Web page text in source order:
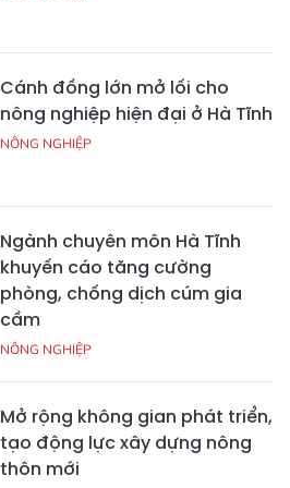
Cánh đồng lớn mở lối cho
nông nghiệp hiện đại ở Hà Tĩnh
NÔNG NGHIỆP
Ngành chuyên môn Hà Tĩnh
khuyến cáo tăng cường
phòng, chống dịch cúm gia
cầm
NÔNG NGHIỆP
Mở rộng không gian phát triển,
tạo động lực xây dựng nông
thôn mới